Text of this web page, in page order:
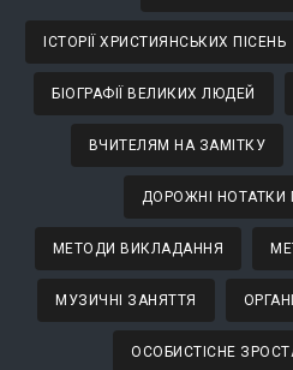
ІСТОРІЇ ХРИСТИЯНСЬКИХ ПІСЕНЬ
БІОГРАФІЇ ВЕЛИКИХ ЛЮДЕЙ
ВЧИТЕЛЯМ НА ЗАМІТКУ
ДОРОЖНІ НОТАТКИ
МЕТОДИ ВИКЛАДАННЯ
МУЗИЧНІ ЗАНЯТТЯ
ОСОБИСТІСНЕ